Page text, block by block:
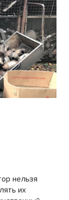
нельзя
их